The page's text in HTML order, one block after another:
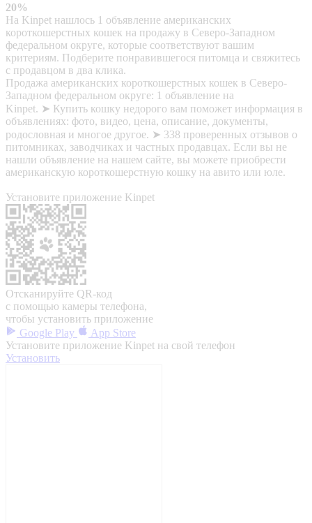
20%
На Kinpet нашлось 1 объявление американских
короткошерстных кошек на продажу в Северо-Западном
федеральном округе, которые соответствуют вашим
критериям. Подберите понравившегося питомца и свяжитесь
с продавцом в два клика.
Продажа американских короткошерстных кошек в Северо-
Западном федеральном округе: 1 объявление на
Kinpet. ➤ Купить кошку недорого вам поможет информация в
объявлениях: фото, видео, цена, описание, документы,
родословная и многое другое. ➤ 338 проверенных отзывов о
питомниках, заводчиках и частных продавцах. Если вы не
нашли объявление на нашем сайте, вы можете приобрести
американскую короткошерстную кошку на авито или юле.
Установите приложение Kinpet
Отсканируйте QR-код
с помощью камеры телефона,
чтобы установить приложение
Google Play
App Store
Установите приложение Kinpet на свой телефон
Установить